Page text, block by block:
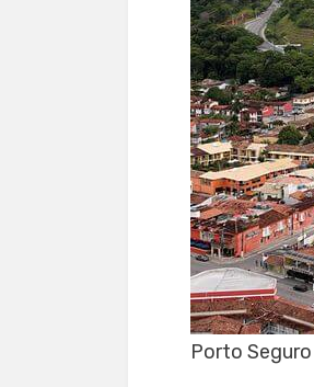
Porto Seguro